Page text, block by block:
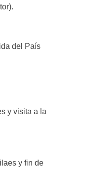
del País
y visita a la
y fin de